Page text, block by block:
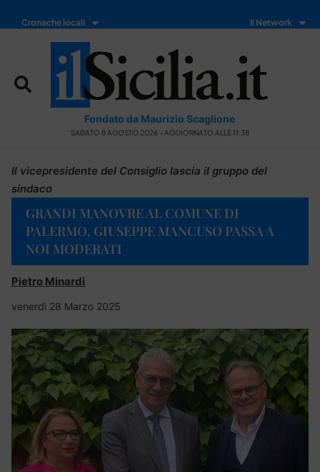
Cronache locali Il Network
Fondato da Maurizio Scaglione
SABATO 8 AGOSTO 2026 - AGGIORNATO ALLE 11:38
Il vicepresidente del Consiglio lascia il gruppo del
sindaco
GRANDI MANOVRE AL COMUNE DI
PALERMO, GIUSEPPE MANCUSO PASSA A
NOI MODERATI
Pietro Minardi
venerdì 28 Marzo 2025